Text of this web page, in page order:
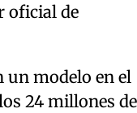
oficial de
modelo en el
24 millones de